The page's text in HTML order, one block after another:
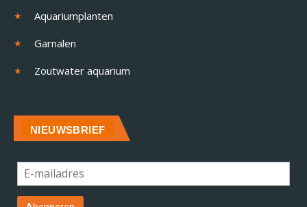
Aquariumplanten
Garnalen
Zoutwater aquarium
NIEUWSBRIEF